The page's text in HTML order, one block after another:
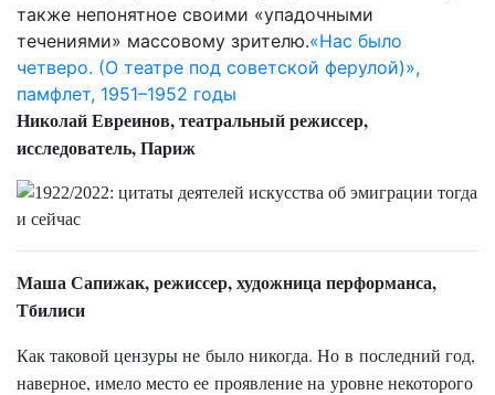
также непонятное своими «упадочными
течениями» массовому зрителю.«Нас было
четверо. (О театре под советской ферулой)»,
памфлет, 1951–1952 годы
Николай Евреинов, театральный режиссер,
исследователь, Париж
Маша Сапижак, режиссер, художница перформанса,
Тбилиси
Как таковой цензуры не было никогда. Но в последний год,
наверное, имело место ее проявление на уровне некоторого